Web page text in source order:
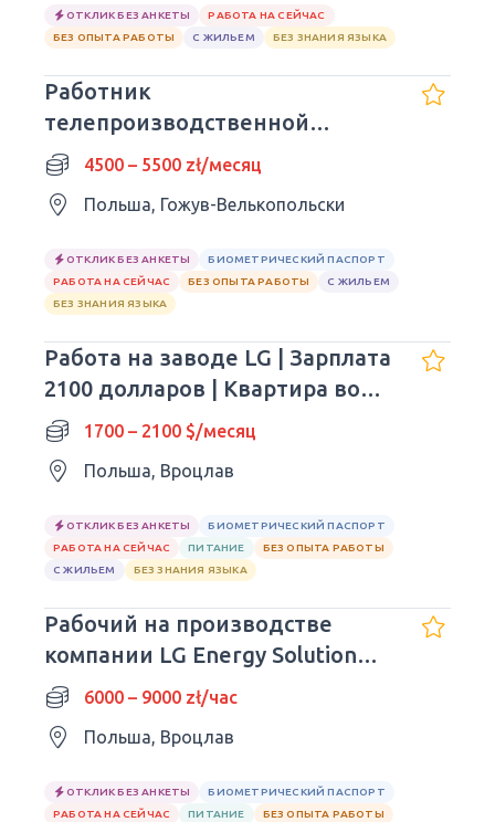
ОТКЛИК БЕЗ АНКЕТЫ
РАБОТА НА СЕЙЧАС
БЕЗ ОПЫТА РАБОТЫ
С ЖИЛЬЕМ БЕЗ ЗНАНИЯ ЯЗЫКА
Работник
телепроизводственной
компании TPV / Без ночных
смен
4500 – 5500 zł/месяц
Польша, Гожув-Велькопольски
ОТКЛИК БЕЗ АНКЕТЫ
БИОМЕТРИЧЕСКИЙ ПАСПОРТ
РАБОТА НА СЕЙЧАС
БЕЗ ОПЫТА РАБОТЫ
С ЖИЛЬЕМ
БЕЗ ЗНАНИЯ ЯЗЫКА
Работа на заводе LG | Зарплата
2100 долларов | Квартира во
Вроцлаве
1700 – 2100 $/месяц
Польша, Вроцлав
ОТКЛИК БЕЗ АНКЕТЫ
БИОМЕТРИЧЕСКИЙ ПАСПОРТ
РАБОТА НА СЕЙЧАС
ПИТАНИЕ
БЕЗ ОПЫТА РАБОТЫ
С ЖИЛЬЕМ
БЕЗ ЗНАНИЯ ЯЗЫКА
Рабочий на производстве
компании LG Energy Solution
(Вроцлав)
6000 – 9000 zł/час
Польша, Вроцлав
ОТКЛИК БЕЗ АНКЕТЫ
БИОМЕТРИЧЕСКИЙ ПАСПОРТ
РАБОТА НА СЕЙЧАС
ПИТАНИЕ БЕЗ ОПЫТА РАБОТЫ